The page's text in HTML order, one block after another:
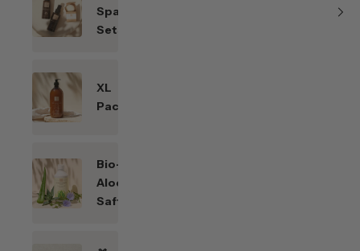
Spar-
Sets
XL
Packungen
Bio-
Aloe
Saft